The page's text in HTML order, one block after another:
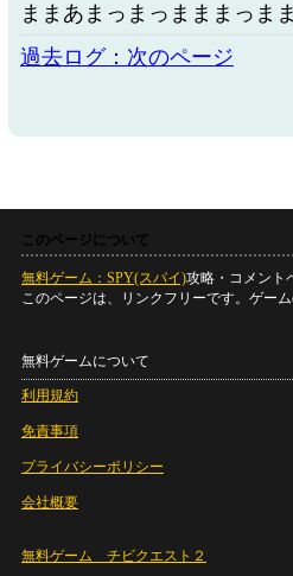
ままあまっまっまままっま
過去ログ：次のページ
このページについて
無料ゲーム：SPY(スパイ)攻略・コメント
このページは、リンクフリーです。ゲー
無料ゲームについて
利用規約
免責事項
プライバシーポリシー
会社概要
無料ゲーム チビクエスト２